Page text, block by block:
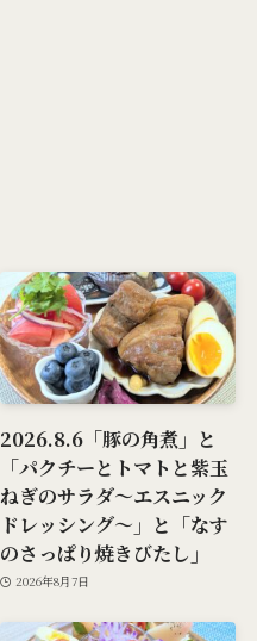
2026.8.6「豚の角煮」と
「パクチーとトマトと紫玉
ねぎのサラダ～エスニック
ドレッシング～」と「なす
のさっぱり焼きびたし」
2026年8月7日